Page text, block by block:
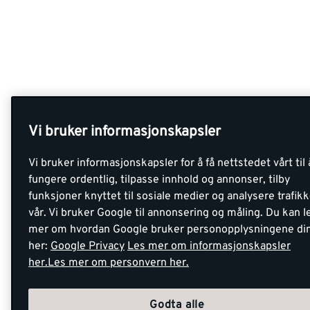
Vi bruker informasjonskapsler
Vi bruker informasjonskapsler for å få nettstedet vårt til
fungere ordentlig, tilpasse innhold og annonser, tilby
funksjoner knyttet til sosiale medier og analysere
vår. Vi bruker Google til annonsering og måling. Du kan
mer om hvordan Google bruker personopplysningene
her: Google Privacy Les mer om informasjonskapsler
her.Les mer om personvern her.
Godta alle